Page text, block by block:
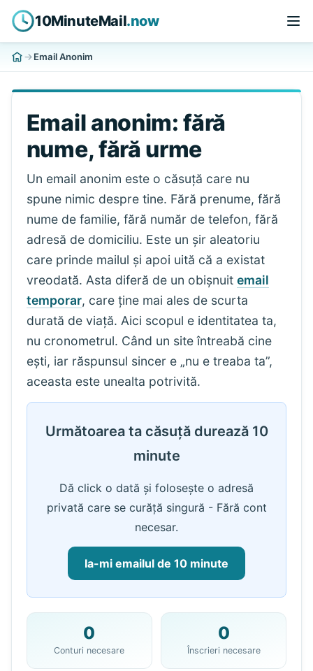
10MinuteMail.now
Email Anonim
Email anonim: fără
nume, fără urme
Un email anonim este o căsuță care nu
spune nimic despre tine. Fără prenume, fără
nume de familie, fără număr de telefon, fără
adresă de domiciliu. Este un șir aleatoriu
care prinde mailul și apoi uită că a existat
vreodată. Asta diferă de un obișnuit email
temporar, care ține mai ales de scurta
durată de viață. Aici scopul e identitatea ta,
nu cronometrul. Când un site întreabă cine
ești, iar răspunsul sincer e „nu e treaba ta”,
aceasta este unealta potrivită.
Următoarea ta căsuță durează 10
minute
Dă click o dată și folosește o adresă
privată care se curăță singură - Fără cont
necesar.
Ia-mi emailul de 10 minute
Adresa ta de Email de 10
Minute:
0
Conturi necesare
0
Înscrieri necesare